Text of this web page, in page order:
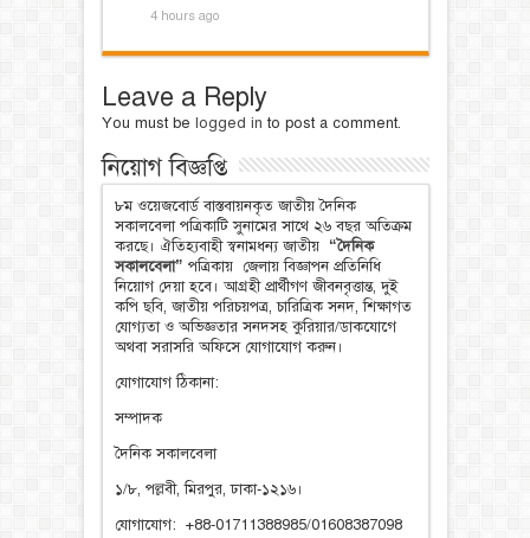
4 hours ago
Leave a Reply
You must be logged in to post a comment.
নিয়োগ বিজ্ঞপ্তি
৮ম ওয়েজবোর্ড বাস্তবায়নকৃত জাতীয় দৈনিক
সকালবেলা পত্রিকাটি সুনামের সাথে ২৬ বছর অতিক্রম
করছে। ঐতিহ্যবাহী স্বনামধন্য জাতীয় “দৈনিক
সকালবেলা” পত্রিকায় জেলায় বিজ্ঞাপন প্রতিনিধি
নিয়োগ দেয়া হবে। আগ্রহী প্রার্থীগণ জীবনবৃত্তান্ত, দুই
কপি ছবি, জাতীয় পরিচয়পত্র, চারিত্রিক সনদ, শিক্ষাগত
যোগ্যতা ও অভিজ্ঞতার সনদসহ কুরিয়ার/ডাকযোগে
অথবা সরাসরি অফিসে যোগাযোগ করুন।
যোগাযোগ ঠিকানা:
সম্পাদক
দৈনিক সকালবেলা
১/৮, পল্লবী, মিরপুর, ঢাকা-১২১৬।
যোগাযোগ: +88-01711388985/01608387098